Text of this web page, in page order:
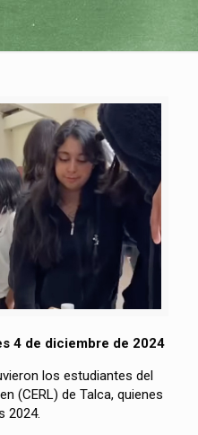
4 de diciembre de 2024
los estudiantes del
(CERL) de Talca, quienes
2024.